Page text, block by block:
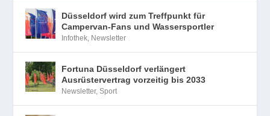
Düsseldorf wird zum Treffpunkt für
Campervan-Fans und Wassersportler
Infothek Newsletter
Fortuna Düsseldorf verlängert
Ausrüstervertrag vorzeitig bis 2033
Newsletter,Sport